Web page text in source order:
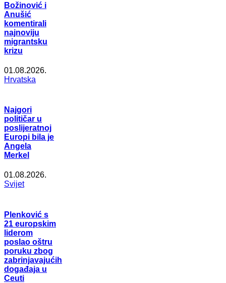
Božinović i
Anušić
komentirali
najnoviju
migrantsku
krizu
01.08.2026.
Hrvatska
Najgori
političar u
poslijeratnoj
Europi bila je
Angela
Merkel
01.08.2026.
Svijet
Plenković s
21 europskim
liderom
poslao oštru
poruku zbog
zabrinjavajućih
događaja u
Ceuti